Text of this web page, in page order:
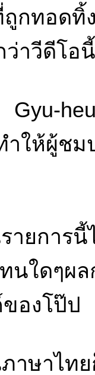
กทอด
ว่าวีดีโ
ำให้ผู้ช
ายการ
นใดๆผ
องโป๊ป
ภาษาไ